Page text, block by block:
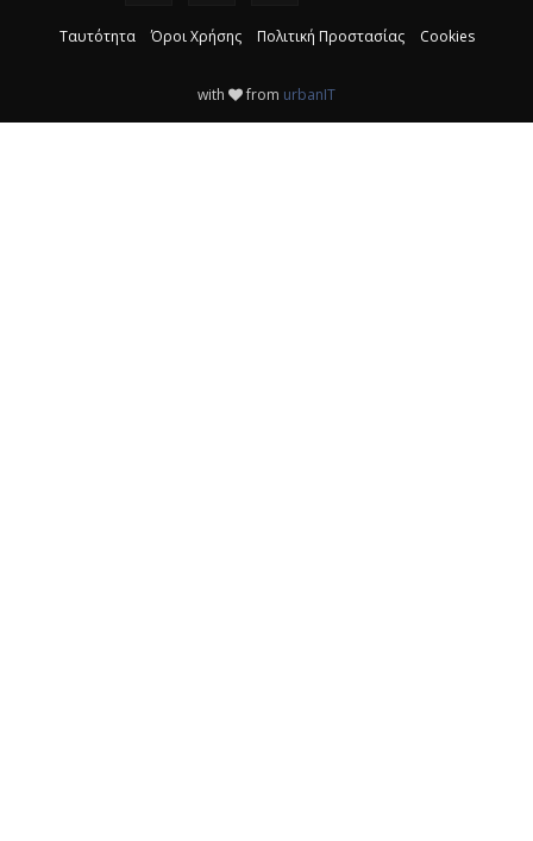
Ταυτότητα Όροι Χρήσης Πολιτική Προστασίας Cookies
with from urbanIT